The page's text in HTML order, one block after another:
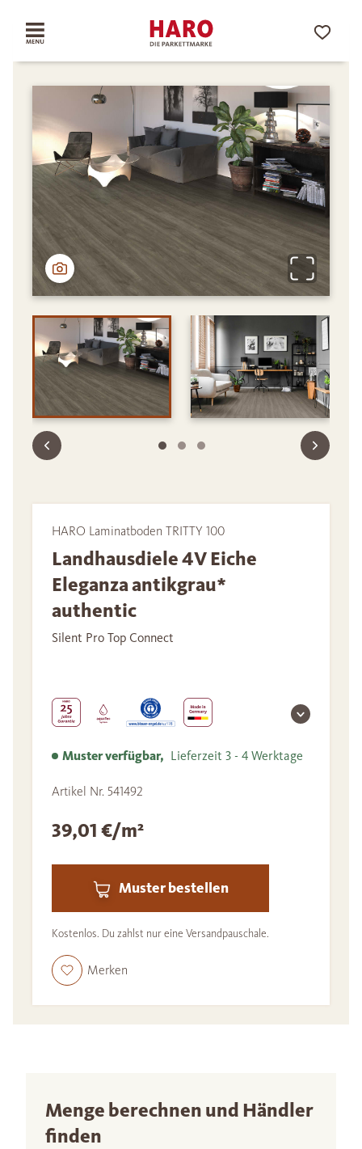
HARO Laminatboden TRITTY 100
Landhausdiele 4V Eiche
Eleganza antikgrau*
authentic
Silent Pro Top Connect
Muster verfügbar, Lieferzeit 3 - 4 Werktage
Artikel Nr. 541492
39,01 €/m²
Muster bestellen
Kostenlos. Du zahlst nur eine Versandpauschale.
Merken
Menge berechnen und Händler
finden